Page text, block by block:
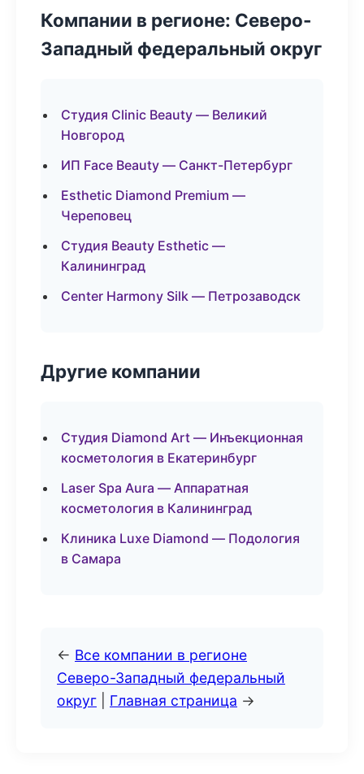
Компании в регионе: Северо-
Западный федеральный округ
Студия Clinic Beauty — Великий
Новгород
ИП Face Beauty — Санкт-Петербург
Esthetic Diamond Premium —
Череповец
Студия Beauty Esthetic —
Калининград
Center Harmony Silk — Петрозаводск
Другие компании
Студия Diamond Art — Инъекционная
косметология в Екатеринбург
Laser Spa Aura — Аппаратная
косметология в Калининград
Клиника Luxe Diamond — Подология
в Самара
← Все компании в регионе
Северо-Западный федеральный
округ
Главная страница →